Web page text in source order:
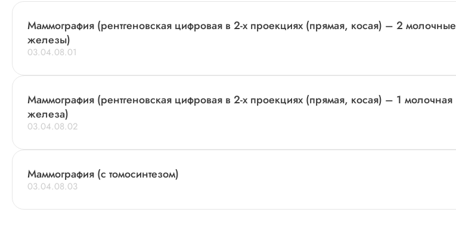
Маммография (рентгеновская цифровая в 2-х проекциях (прямая, косая) – 2 молочные
железы)
03.04.08.01
Маммография (рентгеновская цифровая в 2-х проекциях (прямая, косая) – 1 молочная
железа)
03.04.08.02
Маммография (с томосинтезом)
03.04.08.03